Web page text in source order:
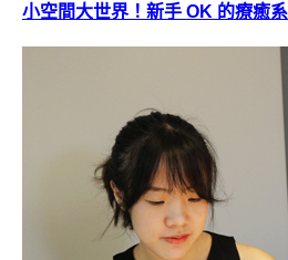
小空間大世界！新手 OK 的療癒